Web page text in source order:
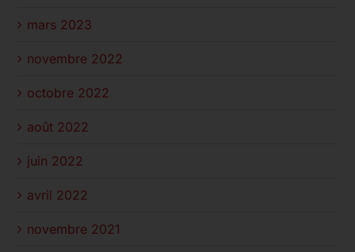
mars 2023
novembre 2022
octobre 2022
août 2022
juin 2022
avril 2022
novembre 2021